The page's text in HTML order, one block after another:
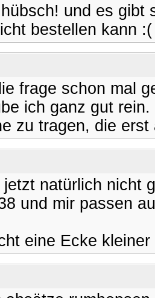
und es gibt
bestellen kann
frage schon mal
ich ganz gut
zu tragen, die
natürlich nicht
und mir passen
eine Ecke kleiner